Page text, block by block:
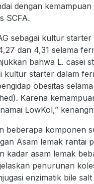
dengan
SCFA.
sebagai kultur
dan 4,31 selama
bahwa L. casei
starter dalam
obesitas
Karena
LowKol,”
beberapa komponen
Asam lemak rantai
kadar asam lemak
penurunan
enzimatik bile